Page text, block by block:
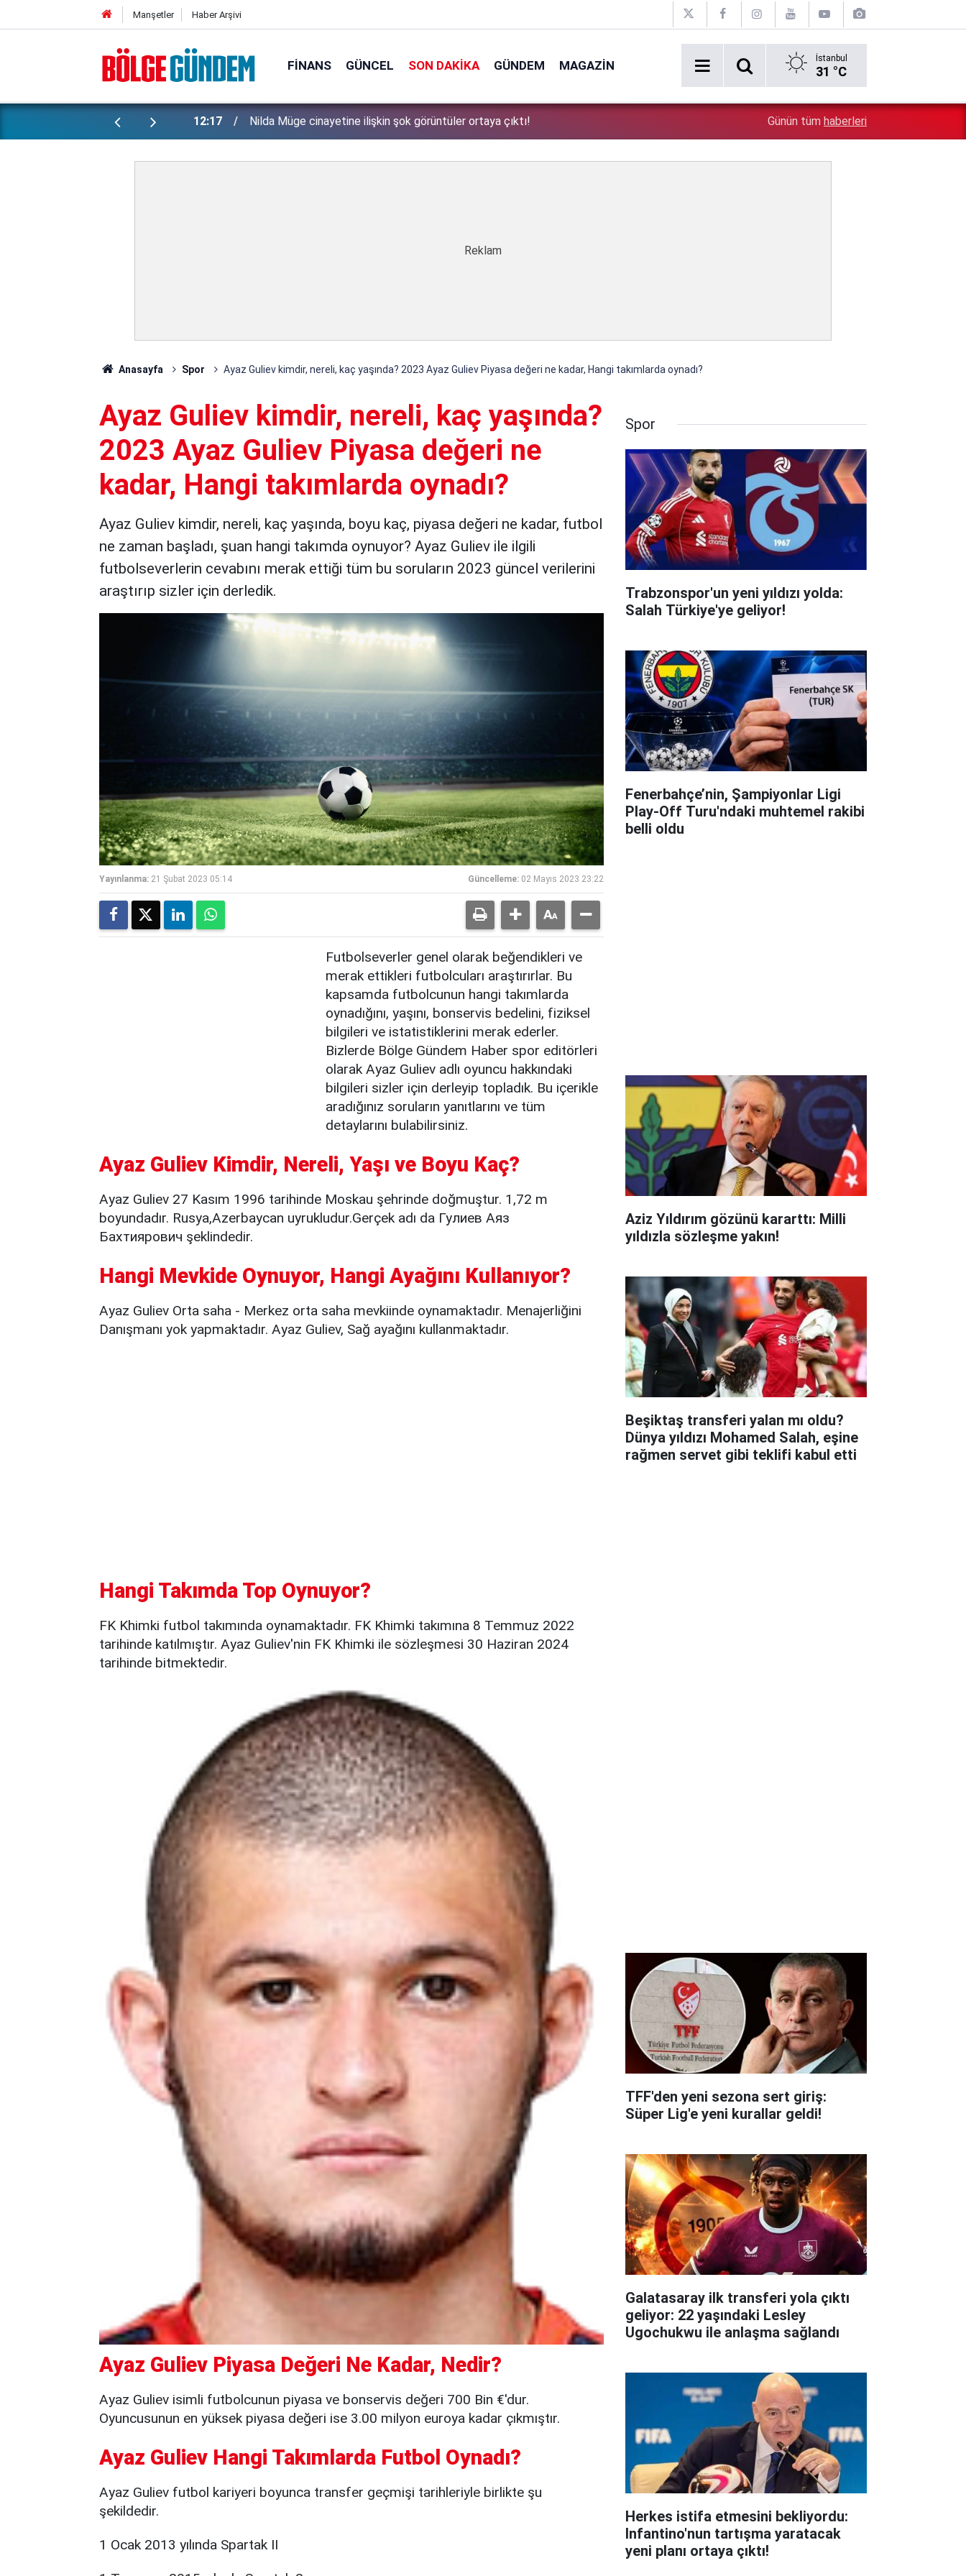
Manşetler Haber Arşivi
FINANS GÜNCEL SON DAKIKA GÜNDEM MAGAZIN İstanbul
31 °C
12:17 Nilda Müge cinayetine ilişkin şok görüntüler ortaya çıktı!
Bugün saat 14.00'da bir araya gelecek: Erdoğan ile
Günün tüm haberleri
Anasayfa Spor Ayaz Guliev kimdir, nereli, kaç yaşında? 2023 Ayaz Guliev Piyasa değeri ne kadar, Hangi takımlarda oynadı?
Ayaz Guliev kimdir, nereli, kaç yaşında?
2023 Ayaz Guliev Piyasa değeri ne
kadar, Hangi takımlarda oynadı?
Ayaz Guliev kimdir, nereli, kaç yaşında, boyu kaç, piyasa değeri ne kadar, futbol
ne zaman başladı, şuan hangi takımda oynuyor? Ayaz Guliev ile ilgili
futbolseverlerin cevabını merak ettiği tüm bu soruların 2023 güncel verilerini
araştırıp sizler için derledik.
Yayınlanma: 21 Şubat 2023 05:14 Güncelleme: 02 Mayıs 2023 23:22
Futbolseverler genel olarak beğendikleri ve
merak ettikleri futbolcuları araştırırlar. Bu
kapsamda futbolcunun hangi takımlarda
oynadığını, yaşını, bonservis bedelini, fiziksel
bilgileri ve istatistiklerini merak ederler.
Bizlerde Bölge Gündem Haber spor editörleri
olarak Ayaz Guliev adlı oyuncu hakkındaki
bilgileri sizler için derleyip topladık. Bu içerikle
aradığınız soruların yanıtlarını ve tüm
detaylarını bulabilirsiniz.
Ayaz Guliev Kimdir, Nereli, Yaşı ve Boyu Kaç?
Ayaz Guliev 27 Kasım 1996 tarihinde Moskau şehrinde doğmuştur. 1,72 m
boyundadır. Rusya,Azerbaycan uyrukludur.Gerçek adı da Гулиев Аяз
Бахтиярович şeklindedir.
Hangi Mevkide Oynuyor, Hangi Ayağını Kullanıyor?
Ayaz Guliev Orta saha - Merkez orta saha mevkiinde oynamaktadır. Menajerliğini
Danışmanı yok yapmaktadır. Ayaz Guliev, Sağ ayağını kullanmaktadır.
Hangi Takımda Top Oynuyor?
FK Khimki futbol takımında oynamaktadır. FK Khimki takımına 8 Temmuz 2022
tarihinde katılmıştır. Ayaz Guliev'nin FK Khimki ile sözleşmesi 30 Haziran 2024
tarihinde bitmektedir.
Ayaz Guliev Piyasa Değeri Ne Kadar, Nedir?
Ayaz Guliev isimli futbolcunun piyasa ve bonservis değeri 700 Bin €'dur.
Oyuncusunun en yüksek piyasa değeri ise 3.00 milyon euroya kadar çıkmıştır.
Ayaz Guliev Hangi Takımlarda Futbol Oynadı?
Ayaz Guliev futbol kariyeri boyunca transfer geçmişi tarihleriyle birlikte şu
şekildedir.
1 Ocak 2013 yılında Spartak II
Spor
Trabzonspor'un yeni yıldızı yolda:
Salah Türkiye'ye geliyor!
Fenerbahçe’nin, Şampiyonlar Ligi
Play-Off Turu'ndaki muhtemel rakibi
belli oldu
Aziz Yıldırım gözünü kararttı: Milli
yıldızla sözleşme yakın!
Beşiktaş transferi yalan mı oldu?
Dünya yıldızı Mohamed Salah, eşine
rağmen servet gibi teklifi kabul etti
TFF'den yeni sezona sert giriş:
Süper Lig'e yeni kurallar geldi!
Galatasaray ilk transferi yola çıktı
geliyor: 22 yaşındaki Lesley
Ugochukwu ile anlaşma sağlandı
Herkes istifa etmesini bekliyordu:
Infantino'nun tartışma yaratacak
yeni planı ortaya çıktı!